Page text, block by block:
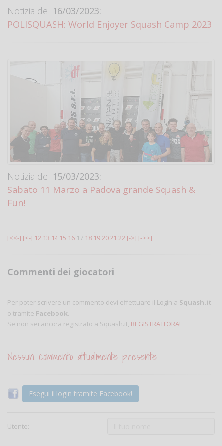
Notizia del 16/03/2023:
POLISQUASH: World Enjoyer Squash Camp 2023
Notizia del 15/03/2023:
Sabato 11 Marzo a Padova grande Squash &
Fun!
[<<-] [<-] 12 13 14 15 16 17 18 192021 22 [->] [->>]
Commenti dei giocatori
Per poter scrivere un commento devi effettuare il Login a Squash.it
o tramite Facebook.
Se non sei ancora registrato a Squash.it, REGISTRATI ORA!
Nessun commento attualmente presente
Esegui il login tramite Facebook!
Utente: